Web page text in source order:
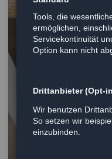
Tools, die
ermöglichen,
Servicekontinuität
Option kann nicht
Drittanbieter (Opt-
Wir benutzen
So setzen wir
einzubinden.